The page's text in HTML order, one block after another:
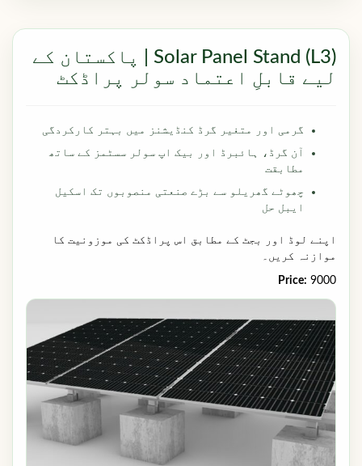
Solar Panel Stand (L3) | پاکستان کے
لیے قابلِ اعتماد سولر پراڈکٹ
گرمی اور متغیر گرڈ کنڈیشنز میں بہتر کارکردگی
آن گرڈ، ہائبرڈ اور بیک اپ سولر سسٹمز کے ساتھ
مطابقت
چھوٹے گھریلو سے بڑے صنعتی منصوبوں تک اسکیل
ایبل حل
اپنے لوڈ اور بجٹ کے مطابق اس پراڈکٹ کی موزونیت کا
موازنہ کریں۔
Price: 9000